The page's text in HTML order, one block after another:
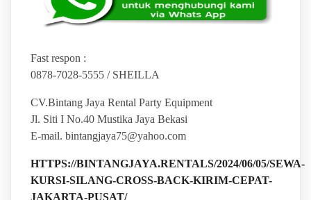
Fast respon :
0878-7028-5555 / SHEILLA
CV.Bintang Jaya Rental Party Equipment
Jl. Siti I No.40 Mustika Jaya Bekasi
E-mail. bintangjaya75@yahoo.com
HTTPS://BINTANGJAYA.RENTALS/2024/06/05/SEWA-
KURSI-SILANG-CROSS-BACK-KIRIM-CEPAT-
JAKARTA-PUSAT/